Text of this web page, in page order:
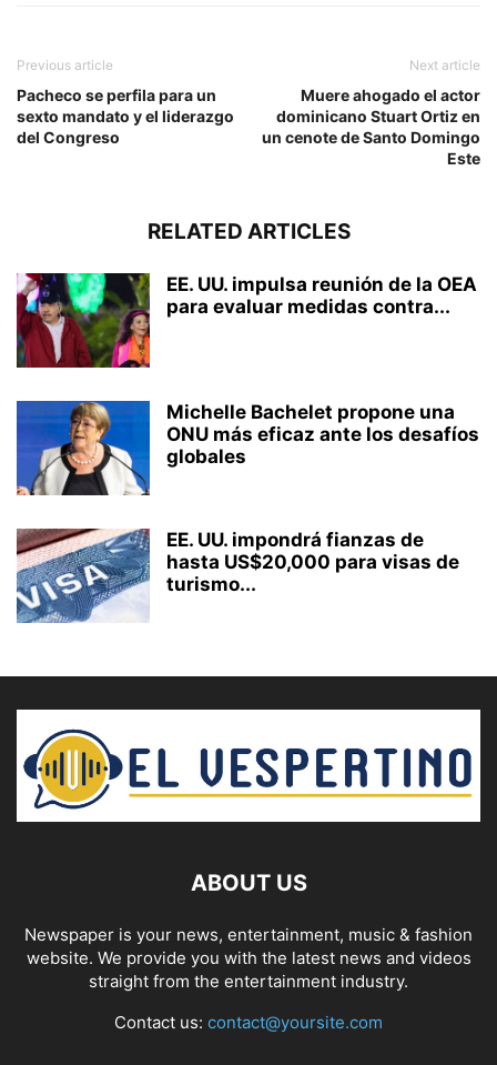
Previous article
Pacheco se perfila para un
sexto mandato y el liderazgo
del Congreso
Next article
Muere ahogado el actor
dominicano Stuart Ortiz en
un cenote de Santo Domingo
Este
RELATED ARTICLES
EE. UU. impulsa reunión de la OEA
para evaluar medidas contra...
Michelle Bachelet propone una
ONU más eficaz ante los desafíos
globales
EE. UU. impondrá fianzas de
hasta US$20,000 para visas de
turismo...
ABOUT US
Newspaper is your news, entertainment, music & fashion
website. We provide you with the latest news and videos
straight from the entertainment industry.
Contact us: contact@yoursite.com